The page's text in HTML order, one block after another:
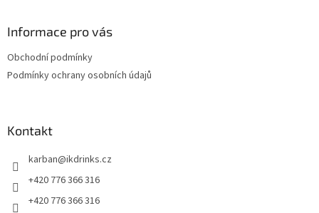
Informace pro vás
Obchodní podmínky
Podmínky ochrany osobních údajů
Kontakt
karban@ikdrinks.cz
+420 776 366 316
+420 776 366 316